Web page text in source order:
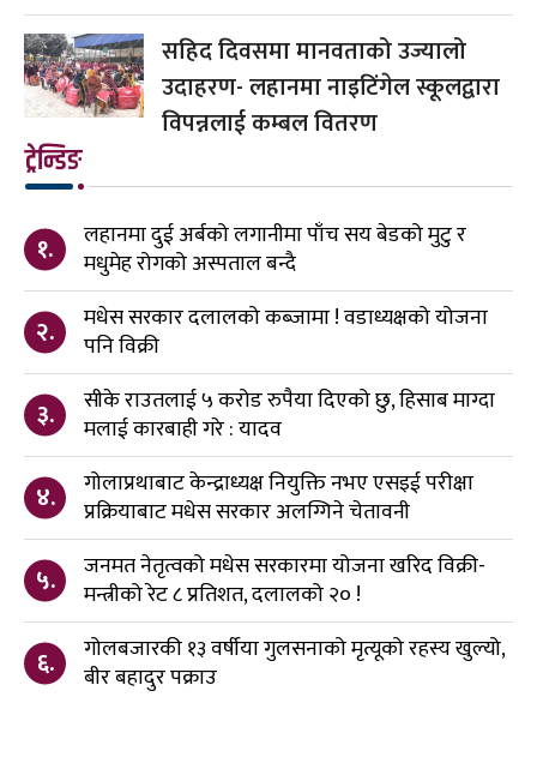
सहिद दिवसमा मानवताको उज्यालो
उदाहरण- लहानमा नाइटिंगेल स्कूलद्वारा
विपन्नलाई कम्बल वितरण
ट्रेन्डिङ
१.
लहानमा दुई अर्बको लगानीमा पाँच सय बेडको मुटु र
मधुमेह रोगको अस्पताल बन्दै
२.
मधेस सरकार दलालको कब्जामा ! वडाध्यक्षको योजना
पनि विक्री
३.
सीके राउतलाई ५ करोड रुपैया दिएको छु, हिसाब माग्दा
मलाई कारबाही गरे : यादव
४.
गोलाप्रथाबाट केन्द्राध्यक्ष नियुक्ति नभए एसइई परीक्षा
प्रक्रियाबाट मधेस सरकार अलग्गिने चेतावनी
५.
जनमत नेतृत्वको मधेस सरकारमा योजना खरिद विक्री-
मन्त्रीको रेट ८ प्रतिशत, दलालको २० !
६.
गोलबजारकी १३ वर्षीया गुलसनाको मृत्यूको रहस्य खुल्यो,
बीर बहादुर पक्राउ